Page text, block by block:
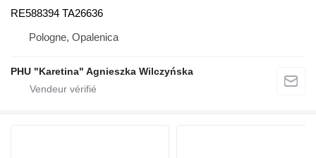
RE588394 TA26636
Pologne, Opalenica
PHU "Karetina" Agnieszka Wilczyńska